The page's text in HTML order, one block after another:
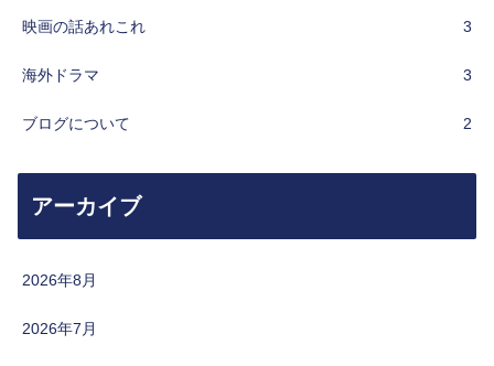
映画の話あれこれ 3
海外ドラマ 3
ブログについて 2
アーカイブ
2026年8月
2026年7月